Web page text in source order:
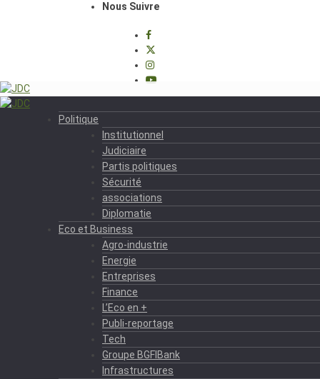
Nous Suivre
Politique
Institutionnel
Judiciaire
Partis politiques
Sécurité
associations
Diplomatie
Eco et Business
Agro-industrie
Energie
Entreprises
Finance
L’Eco en +
Publi-reportage
Tech
Groupe BGFIBank
Infrastructures